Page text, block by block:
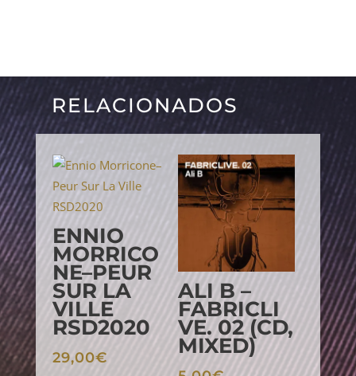
RELACIONADOS
ENNIO
MORRICO
NE–PEUR
SUR LA
VILLE
RSD2020
29,00€
ALI B –
FABRICLI
VE. 02 (CD,
MIXED)